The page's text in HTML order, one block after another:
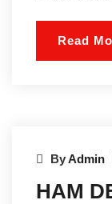
Read
ByAdmin
HAM